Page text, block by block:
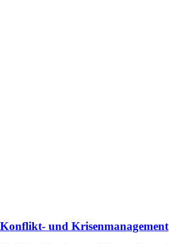
Konflikt- und Krisenmanagement